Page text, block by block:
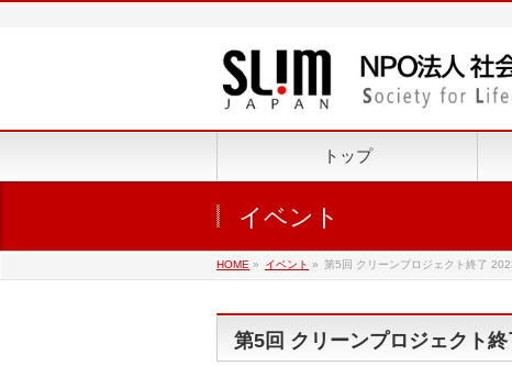
トップ
イベント
HOME » イベント » 第5回 クリーンプロジェクト終了
第5回 クリーンプロジェクト